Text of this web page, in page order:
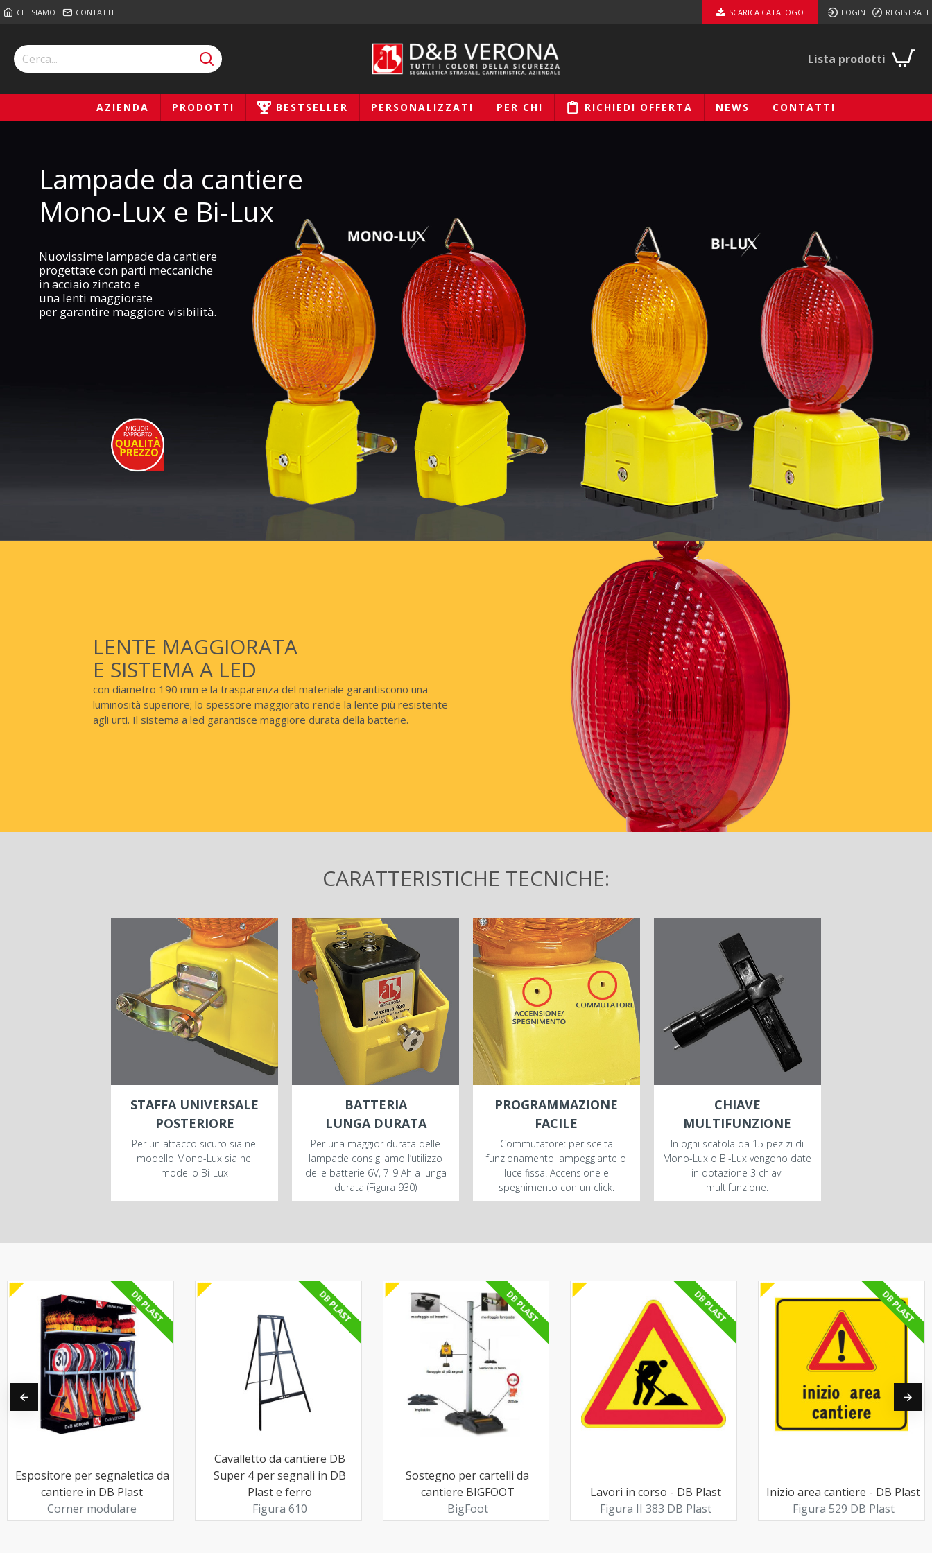
CHI SIAMO CONTATTI SCARICA CATALOGO LOGIN REGISTRATI
Lista prodotti
AZIENDA PRODOTTI BESTSELLER PERSONALIZZATI PER CHI RICHIEDI OFFERTA NEWS CONTATTI
Lampade da cantiere
Mono-Lux e Bi-Lux
Nuovissime lampade da cantiere
progettate con parti meccaniche
in acciaio zincato e
una lenti maggiorate
per garantire maggiore visibilità.
LENTE MAGGIORATA
E SISTEMA A LED
con diametro 190 mm e la trasparenza del materiale garantiscono una
luminosità superiore; lo spessore maggiorato rende la lente più resistente
agli urti. Il sistema a led garantisce maggiore durata della batterie.
CARATTERISTICHE TECNICHE:
STAFFA UNIVERSALE
POSTERIORE
Per un attacco sicuro sia nel
modello Mono-Lux sia nel
modello Bi-Lux
BATTERIA
LUNGA DURATA
Per una maggior durata delle
lampade consigliamo l’utilizzo
delle batterie 6V, 7-9 Ah a lunga
durata (Figura 930)
PROGRAMMAZIONE
FACILE
Commutatore: per scelta
funzionamento lampeggiante o
luce fissa. Accensione e
spegnimento con un click.
CHIAVE
MULTIFUNZIONE
In ogni scatola da 15 pez zi di
Mono-Lux o Bi-Lux vengono date
in dotazione 3 chiavi
multifunzione.
DB PLAST
Espositore per segnaletica da
cantiere in DB Plast
Corner modulare
DB PLAST
Cavalletto da cantiere DB
Super 4 per segnali in DB
Plast e ferro
Figura 610
DB PLAST
Sostegno per cartelli da
cantiere BIGFOOT
BigFoot
DB PLAST
Lavori in corso - DB Plast
Figura II 383 DB Plast
DB PLAST
Inizio area cantiere - DB Plast
Figura 529 DB Plast